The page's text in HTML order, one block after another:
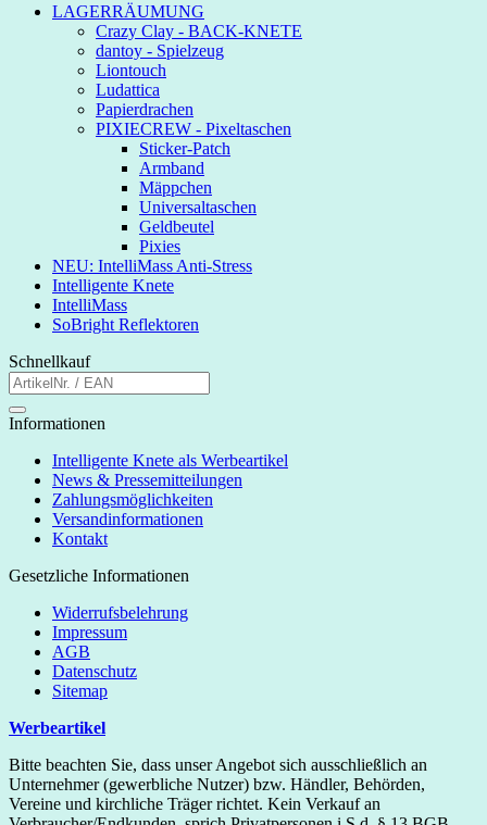
LAGERRÄUMUNG
Crazy Clay - BACK-KNETE
dantoy - Spielzeug
Liontouch
Ludattica
Papierdrachen
PIXIECREW - Pixeltaschen
Sticker-Patch
Armband
Mäppchen
Universaltaschen
Geldbeutel
Pixies
NEU: IntelliMass Anti-Stress
Intelligente Knete
IntelliMass
SoBright Reflektoren
Schnellkauf
Informationen
Intelligente Knete als Werbeartikel
News & Pressemitteilungen
Zahlungsmöglichkeiten
Versandinformationen
Kontakt
Gesetzliche Informationen
Widerrufsbelehrung
Impressum
AGB
Datenschutz
Sitemap
Werbeartikel
Bitte beachten Sie, dass unser Angebot sich ausschließlich an
Unternehmer (gewerbliche Nutzer) bzw. Händler, Behörden,
Vereine und kirchliche Träger richtet. Kein Verkauf an